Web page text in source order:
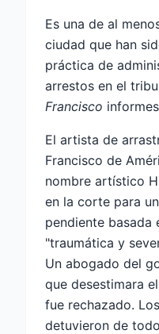
Es una de al
ciudad que han
práctica de
arrestos en el
Francisco
El artista de
Francisco de
nombre artístico
en la corte para
pendiente basada
"traumática y
Un abogado del
que desestimara
fue rechazado.
detuvieron de